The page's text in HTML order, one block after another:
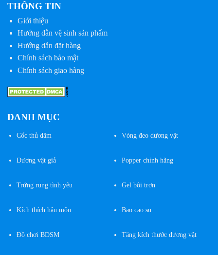
THÔNG TIN
Giới thiệu
Hướng dẫn vệ sinh sản phẩm
Hướng dẫn đặt hàng
Chính sách bảo mật
Chính sách giao hàng
DANH MỤC
Cốcthủ dâm Vòng đeo dương vật
Dương vật giả Popper chính hãng
Trứng rung tình yêu Gel bôi trơn
Kích thích hậu môn Bao cao su
Đồ chơi BDSM Tăng kích thước dương vật